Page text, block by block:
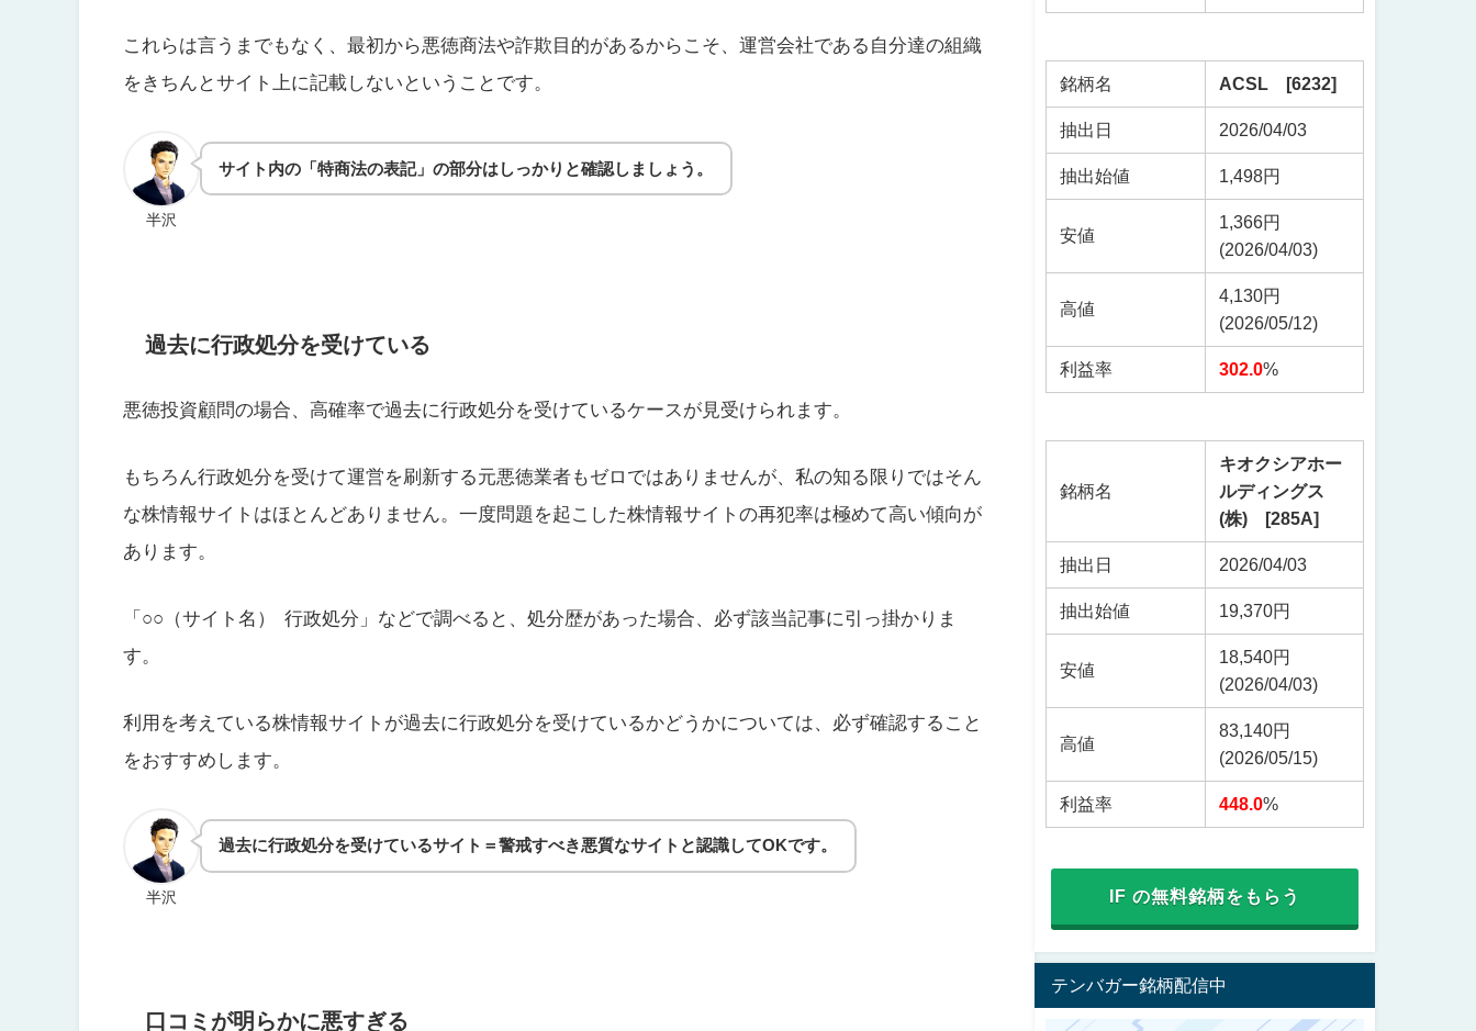
これらは言うまでもなく、最初から悪徳商法や詐欺目的があるからこそ、運営会社である自分達の組織
をきちんとサイト上に記載しないということです。
半沢
サイト内の「特商法の表記」の部分はしっかりと確認しましょう。
過去に行政処分を受けている
悪徳投資顧問の場合、高確率で過去に行政処分を受けているケースが見受けられます。
もちろん行政処分を受けて運営を刷新する元悪徳業者もゼロではありませんが、私の知る限りではそん
な株情報サイトはほとんどありません。一度問題を起こした株情報サイトの再犯率は極めて高い傾向が
あります。
「○○（サイト名） 行政処分」などで調べると、処分歴があった場合、必ず該当記事に引っ掛かりま
す。
利用を考えている株情報サイトが過去に行政処分を受けているかどうかについては、必ず確認すること
をおすすめします。
半沢
過去に行政処分を受けているサイト＝警戒すべき悪質なサイトと認識してOKです。
口コミが明らかに悪すぎる
銘柄名 ACSL [6232]
抽出日 2026/04/03
抽出始値 1,498円
安値
1,366円
(2026/04/03)
高値
4,130円
(2026/05/12)
利益率 302.0%
銘柄名
キオクシアホー
ルディングス
(株) [285A]
抽出日 2026/04/03
抽出始値 19,370円
安値
18,540円
(2026/04/03)
高値
83,140円
(2026/05/15)
利益率 448.0%
IF の無料銘柄をもらう
テンバガー銘柄配信中